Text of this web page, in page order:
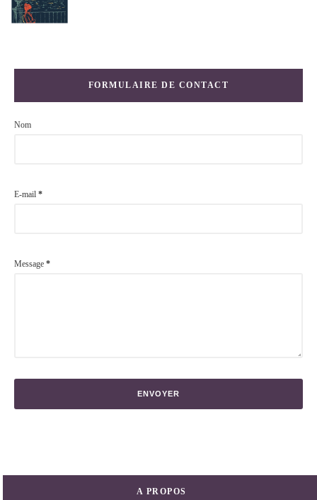
FORMULAIRE DE CONTACT
Nom
E-mail *
Message *
A PROPOS